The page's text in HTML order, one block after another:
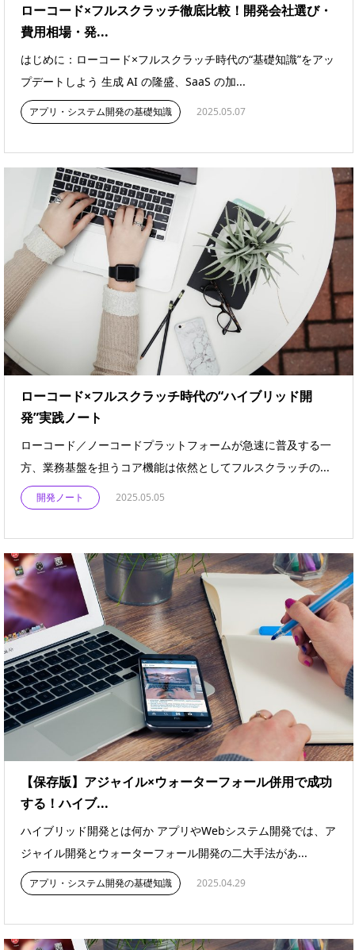
ローコード×フルスクラッチ徹底比較！開発会社選び・
費用相場・発...
はじめに：ローコード×フルスクラッチ時代の“基礎知識”をアッ
プデートしよう 生成 AI の隆盛、SaaS の加...
アプリ・システム開発の基礎知識 2025.05.07
ローコード×フルスクラッチ時代の“ハイブリッド開
発”実践ノート
ローコード／ノーコードプラットフォームが急速に普及する一
方、業務基盤を担うコア機能は依然としてフルスクラッチの...
開発ノート 2025.05.05
【保存版】アジャイル×ウォーターフォール併用で成功
する！ハイブ...
ハイブリッド開発とは何か アプリやWebシステム開発では、ア
ジャイル開発とウォーターフォール開発の二大手法があ...
アプリ・システム開発の基礎知識 2025.04.29